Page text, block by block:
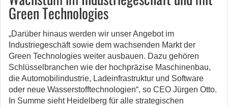
Green Technologies
„Darüber hinaus werden wir unser Angebot im
Industriegeschäft sowie dem wachsenden Markt der
Green Technologies weiter ausbauen. Dazu gehören
Schlüsselbranchen wie der hochpräzise Maschinenbau,
die Automobilindustrie, Ladeinfrastruktur und Software
oder neue Wasserstofftechnologien“, so CEO Jürgen Otto.
In Summe sieht Heidelberg für alle strategischen